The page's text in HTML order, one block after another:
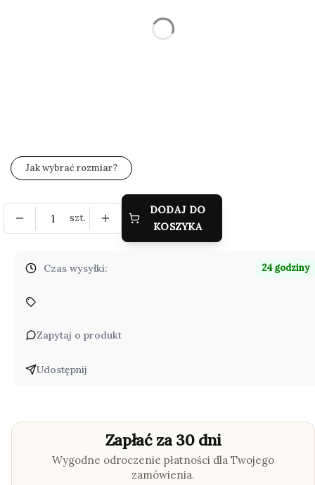
Jak wybrać rozmiar?
szt.
DODAJ DO
KOSZYKA
Czas wysyłki: 24 godziny
Zapytaj o produkt
Udostępnij
Zapłać za 30 dni
Wygodne odroczenie płatności dla Twojego
zamówienia.